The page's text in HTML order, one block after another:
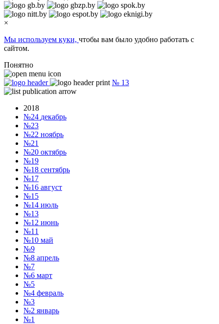
×
Мы используем куки, чтобы вам было удобно работать с
сайтом.
Понятно
№ 13
2018
№24 декабрь
№23
№22 ноябрь
№21
№20 октябрь
№19
№18 сентябрь
№17
№16 август
№15
№14 июль
№13
№12 июнь
№11
№10 май
№9
№8 апрель
№7
№6 март
№5
№4 февраль
№3
№2 январь
№1